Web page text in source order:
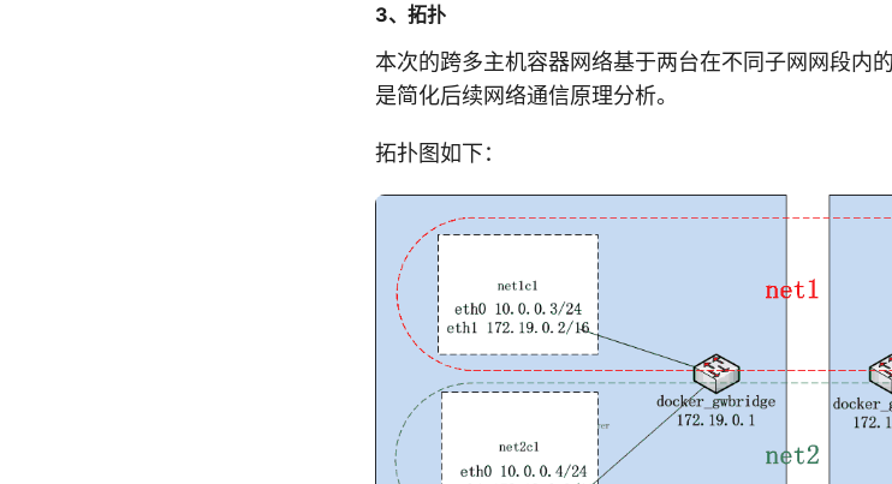
3、拓扑
本次的跨多主机容器网络基于两台在不同子网网段内
是简化后续网络通信原理分析。
拓扑图如下：